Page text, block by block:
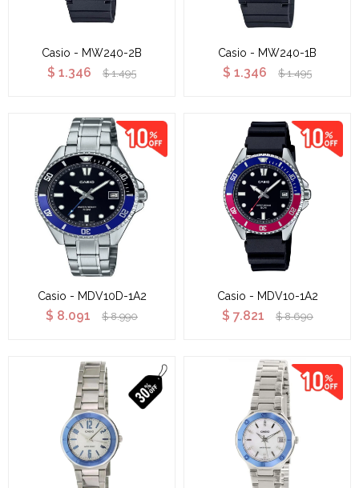
Casio - MW240-2B
$ 1.346 $ 1.495
Casio - MW240-1B
$ 1.346 $ 1.495
Casio - MDV10D-1A2
$ 8.091 $ 8.990
Casio - MDV10-1A2
$ 7.821 $ 8.690